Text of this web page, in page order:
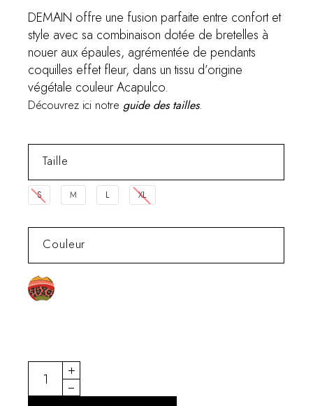
DEMAIN offre une fusion parfaite entre confort et
style avec sa combinaison dotée de bretelles à
nouer aux épaules, agrémentée de pendants
coquilles effet fleur, dans un tissu d’origine
végétale couleur Acapulco.
Découvrez ici notreguide des tailles.
Taille
S M L XL
Couleur
DEMAIN quantity